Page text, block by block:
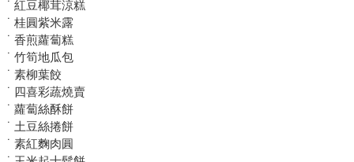
˙ 紅豆椰茸涼糕
˙ 桂圓紫米露
˙ 香煎蘿蔔糕
˙ 竹筍地瓜包
˙ 素柳葉餃
˙ 四喜彩蔬燒賣
˙ 蘿蔔絲酥餅
˙ 土豆絲捲餅
˙ 素紅麴肉圓